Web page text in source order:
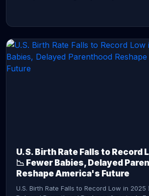
U.S. Birth Rate Falls to Record
📉 Fewer Babies, Delayed
Reshape America's Future
U.S. Birth Rate Falls to Record Low in 2025